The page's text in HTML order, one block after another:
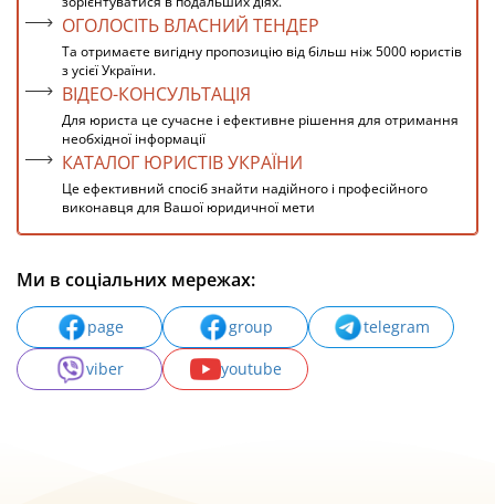
ОГОЛОСІТЬ ВЛАСНИЙ ТЕНДЕР
Та отримаєте вигідну пропозицію від більш ніж 5000 юристів
з усієї України.
ВІДЕО-КОНСУЛЬТАЦІЯ
Для юриста це сучасне і ефективне рішення для отримання
необхідної інформації
КАТАЛОГ ЮРИСТІВ УКРАЇНИ
Це ефективний спосіб знайти надійного і професійного
виконавця для Вашої юридичної мети
Ми в соціальних мережах:
page group
telegram
viber
youtube